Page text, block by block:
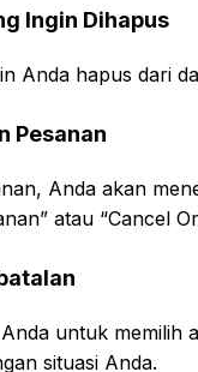
Ingin Dihapus
Anda hapus dari
Pesanan
Anda akan
atau “Cancel
untuk memilih
situasi Anda.